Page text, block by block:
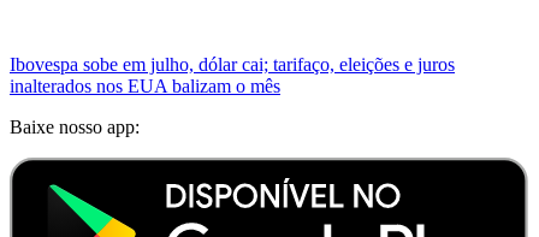
Ibovespa sobe em julho, dólar cai; tarifaço, eleições e juros
inalterados nos EUA balizam o mês
Baixe nosso app: